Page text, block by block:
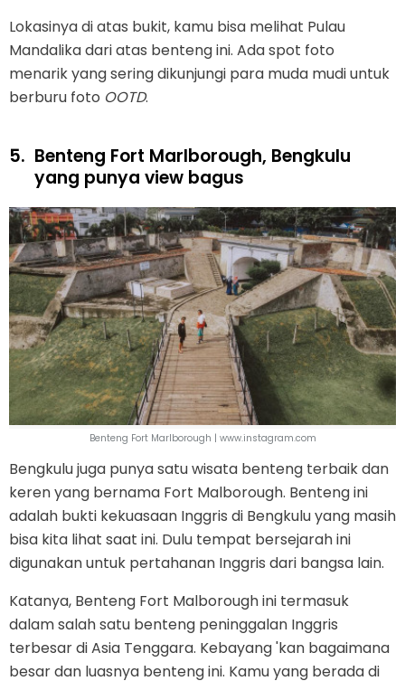
Lokasinya di atas bukit, kamu bisa melihat Pulau
Mandalika dari atas benteng ini. Ada spot foto
menarik yang sering dikunjungi para muda mudi untuk
berburu foto OOTD.
5. Benteng Fort Marlborough, Bengkulu
yang punya view bagus
Benteng Fort Marlborough | www.instagram.com
Bengkulu juga punya satu wisata benteng terbaik dan
keren yang bernama Fort Malborough. Benteng ini
adalah bukti kekuasaan Inggris di Bengkulu yang masih
bisa kita lihat saat ini. Dulu tempat bersejarah ini
digunakan untuk pertahanan Inggris dari bangsa lain.
Katanya, Benteng Fort Malborough ini termasuk
dalam salah satu benteng peninggalan Inggris
terbesar di Asia Tenggara. Kebayang 'kan bagaimana
besar dan luasnya benteng ini. Kamu yang berada di